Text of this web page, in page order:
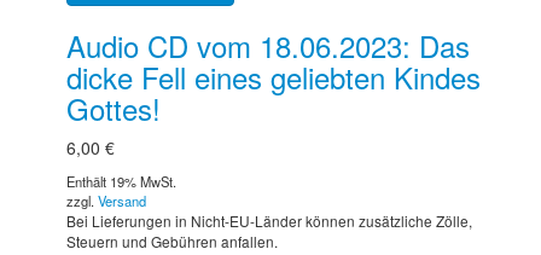
Audio CD vom 18.06.2023: Das
dicke Fell eines geliebten Kindes
Gottes!
6,00 €
Enthält 19% MwSt.
zzgl.Versand
Bei Lieferungen in Nicht-EU-Länder können zusätzliche Zölle,
Steuern und Gebühren anfallen.